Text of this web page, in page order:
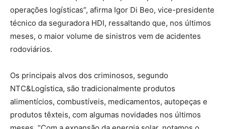
operações logísticas”, afirma Igor Di Beo, vice-presidente
técnico da seguradora HDI, ressaltando que, nos últimos
meses, o maior volume de sinistros vem de acidentes
rodoviários.
Os principais alvos dos criminosos, segundo
NTC&Logística, são tradicionalmente produtos
alimentícios, combustíveis, medicamentos, autopeças e
produtos têxteis, com algumas novidades nos últimos